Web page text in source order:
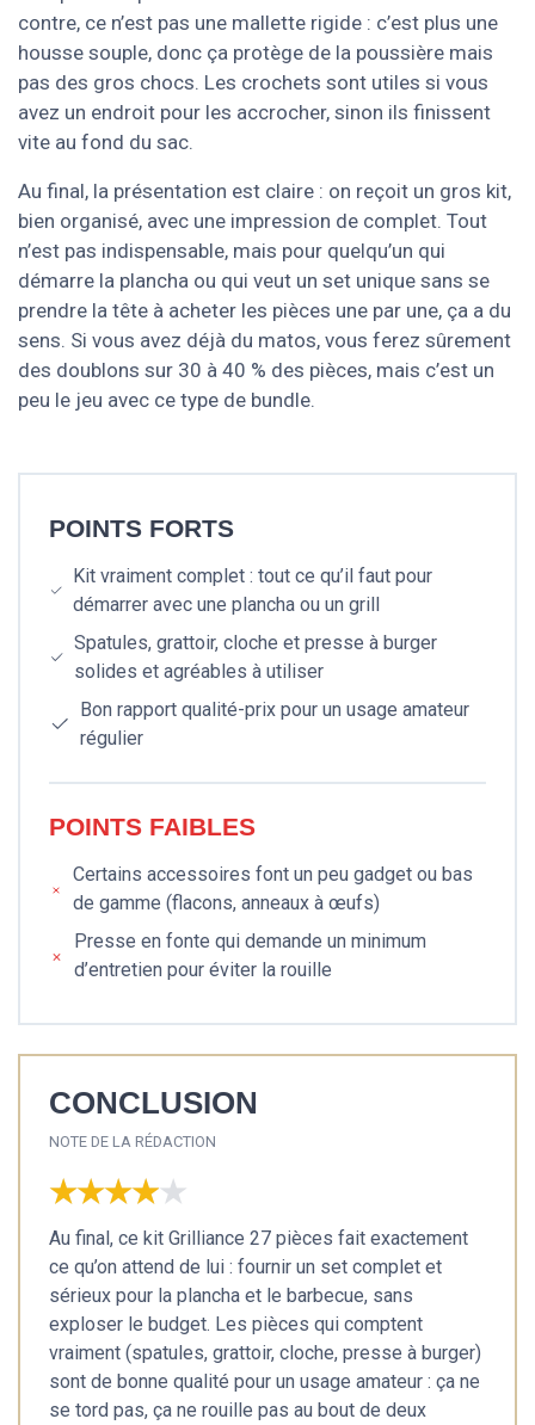
contre, ce n’est pas une mallette rigide : c’est plus une
housse souple, donc ça protège de la poussière mais
pas des gros chocs. Les crochets sont utiles si vous
avez un endroit pour les accrocher, sinon ils finissent
vite au fond du sac.
Au final, la présentation est claire : on reçoit un gros kit,
bien organisé, avec une impression de complet. Tout
n’est pas indispensable, mais pour quelqu’un qui
démarre la plancha ou qui veut un set unique sans se
prendre la tête à acheter les pièces une par une, ça a du
sens. Si vous avez déjà du matos, vous ferez sûrement
des doublons sur 30 à 40 % des pièces, mais c’est un
peu le jeu avec ce type de bundle.
POINTS FORTS
Kit vraiment complet : tout ce qu’il faut pour
démarrer avec une plancha ou un grill
Spatules, grattoir, cloche et presse à burger
solides et agréables à utiliser
Bon rapport qualité-prix pour un usage amateur
régulier
POINTS FAIBLES
Certains accessoires font un peu gadget ou bas
de gamme (flacons, anneaux à œufs)
Presse en fonte qui demande un minimum
d’entretien pour éviter la rouille
CONCLUSION
NOTE DE LA RÉDACTION
★★★★★
★★★★★
Au final, ce kit Grilliance 27 pièces fait exactement
ce qu’on attend de lui : fournir un set complet et
sérieux pour la plancha et le barbecue, sans
exploser le budget. Les pièces qui comptent
vraiment (spatules, grattoir, cloche, presse à burger)
sont de bonne qualité pour un usage amateur : ça ne
se tord pas, ça ne rouille pas au bout de deux